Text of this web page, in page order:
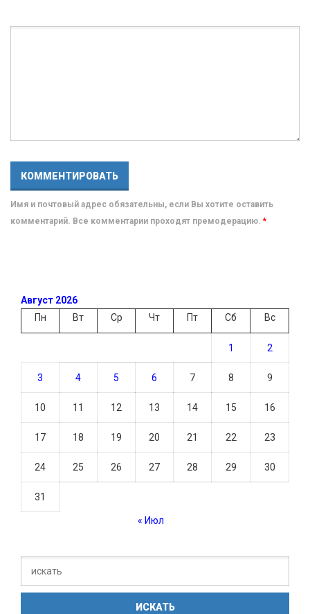
Имя и почтовый адрес обязательны, если Вы хотите оставить
комментарий. Все комментарии проходят премодерацию. *
Август 2026
Пн
Вт Ср Чт Пт Сб Вс
1 2
3 4 5 6 7 8 9
10 11 12 13 14 15 16
17 18 19 20 21 22 23
24 25 26 27 28 29 30
31
« Июл